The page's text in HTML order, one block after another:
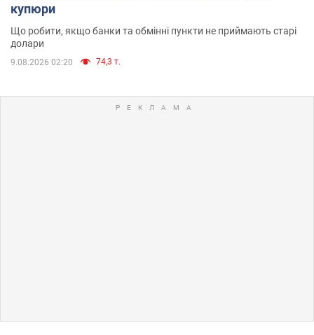
купюри
Що робити, якщо банки та обмінні пункти не приймають старі
долари
9.08.2026 02:20 74,3 т.